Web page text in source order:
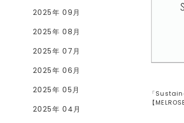
2025年 09月
2025年 08月
2025年 07月
2025年 06月
2025年 05月
2025年 04月
「
【